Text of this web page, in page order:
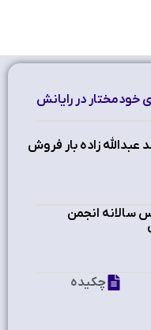
خودمختار در رايانش
زاده بار فروش
سالانه انجمن
چکیده